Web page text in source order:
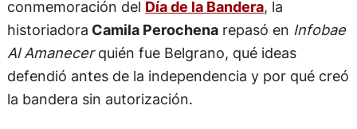
conmemoración del Día de la Bandera, la
historiadora Camila Perochenarepasó en Infobae
Al Amanecerquién fue Belgrano, qué ideas
defendió antes de la independencia y por qué creó
la bandera sin autorización.